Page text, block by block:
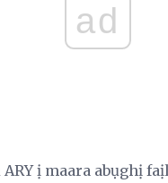
ad
ị maara abụghị